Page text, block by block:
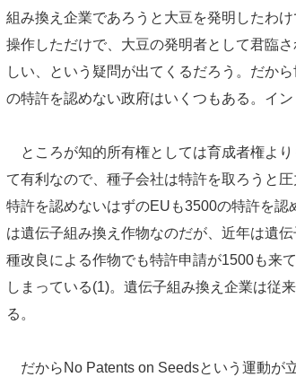
組み換え企業であろうと大豆を発明したわ
操作しただけで、大豆の発明者として君臨
しい、という疑問が出てくるだろう。だか
の特許を認めない政府はいくつもある。イン
ところが知的所有権としては育成者権より
て有利なので、種子会社は特許を取ろうと
特許を認めないはずのEUも3500の特許を認
は遺伝子組み換え作物なのだが、近年は遺
種改良による作物でも特許申請が1500も来
しまっている(1)。遺伝子組み換え企業は従
る。
だからNo Patents on Seedsという運動が